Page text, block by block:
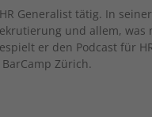
Generalist tätig. In seiner
und allem, was
er den Podcast für
Zürich.